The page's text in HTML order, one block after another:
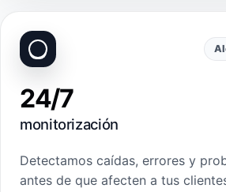
24/7
monitorización
Detectamos caídas, errores y
antes de que afecten a tus